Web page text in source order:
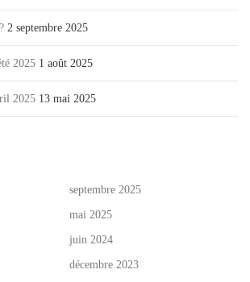
2 septembre 2025
2025 1 août 2025
2025 13 mai 2025
septembre 2025
mai 2025
juin 2024
décembre 2023